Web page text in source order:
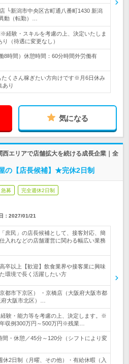
└新潟市中央区古町通八番町1430 新潟
動（転勤）…
経験・スキルを考慮の上、決定いたしま
（待遇に変更なし）
8時間）休憩時間：60分時間外労働有
くさん稼ぎたい方向けです※月6日休み
あり
気になる
エリアで店舗拡大を続ける成長企業｜全
の【店長候補】★完休2日制
急募 完全週休2日制
： 2027/01/21
庶民」の店長候補として、接客対応、簡
入れなどの店舗運営に関わる幅広い業務
卒以上【歓迎】飲食業界や接客業に興味
環境で長く活躍したい方
都市下京区） ・京橋店（大阪府大阪市都
大阪市北区）…
験・能力等を考慮の上、決定します。※
収例300万円～500万円※残業…
・休憩／45分～120分（シフトにより変
休2日制（月曜、その他）・有給休暇（入